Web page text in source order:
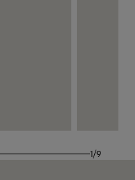
1/9